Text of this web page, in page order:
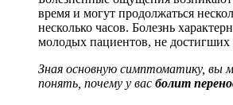
время и могут продолжаться
несколько часов. Болезнь
молодых пациентов, не достигших
Зная основную симптоматику, вы
понять, почему у вас болит